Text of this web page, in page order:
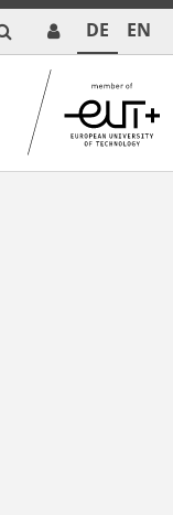
DE EN